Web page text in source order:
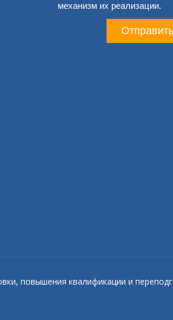
механизм их реализации.
Отправить
повышения квалификации и